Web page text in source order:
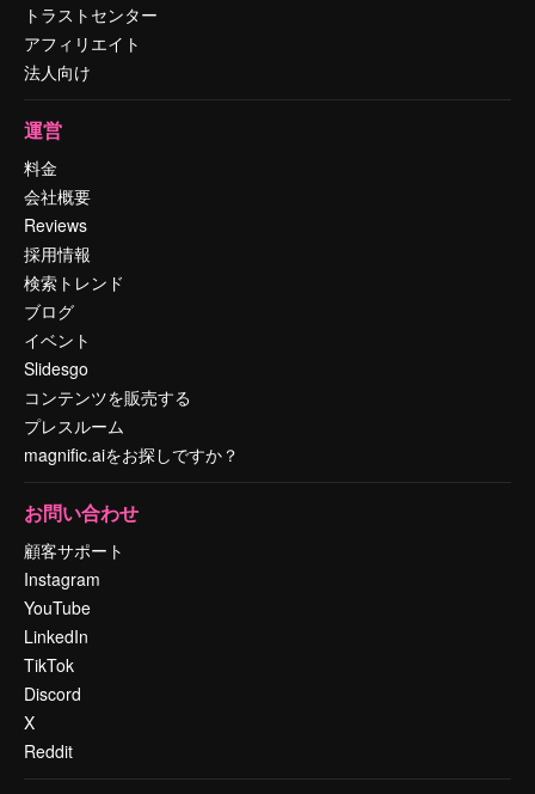
トラストセンター
アフィリエイト
法人向け
運営
料金
会社概要
Reviews
採用情報
検索トレンド
ブログ
イベント
Slidesgo
コンテンツを販売する
プレスルーム
magnific.aiをお探しですか？
お問い合わせ
顧客サポート
Instagram
YouTube
LinkedIn
TikTok
Discord
X
Reddit